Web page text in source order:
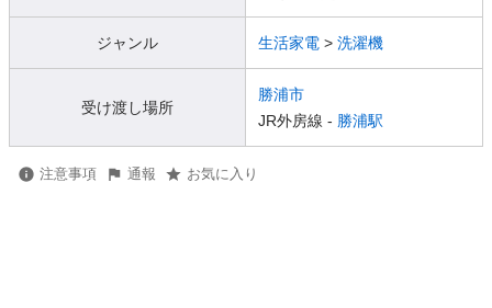
ジャンル 生活家電 > 洗濯機
受け渡し場所
勝浦市
JR外房線 - 勝浦駅
注意事項 通報 お気に入り